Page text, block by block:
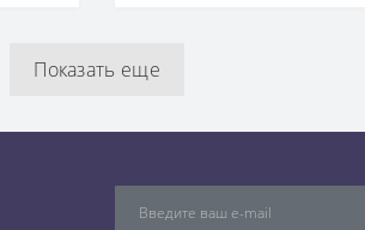
Показать еще